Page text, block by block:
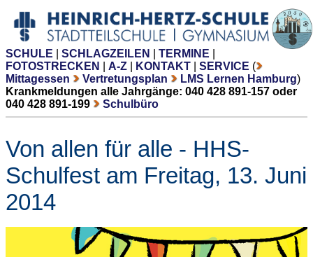
SCHULE SCHLAGZEILEN TERMINE
FOTOSTRECKEN
A-Z KONTAKT SERVICE (
Mittagessen
Vertretungsplan LMS Lernen Hamburg)
Krankmeldungen alle Jahrgänge: 040 428 891-157 oder
040 428 891-199
Schulbüro
Von allen für alle - HHS-
Schulfest am Freitag, 13. Juni
2014